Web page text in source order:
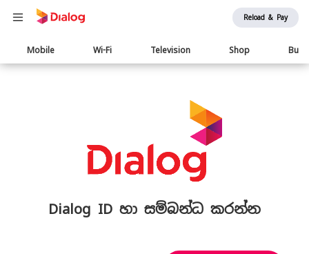
Reload & Pay
Main
navigation
Mobile Wi-Fi Television Shop
Dialog ID හා සම්බන්ධ කරන්න